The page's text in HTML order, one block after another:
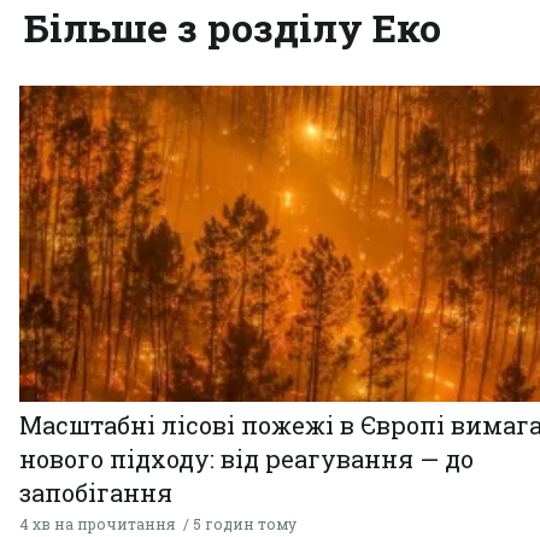
Більше з розділу Еко
Масштабні лісові пожежі в Європі
нового підходу: від реагування — до
запобігання
4 хв на прочитання 5 годин тому